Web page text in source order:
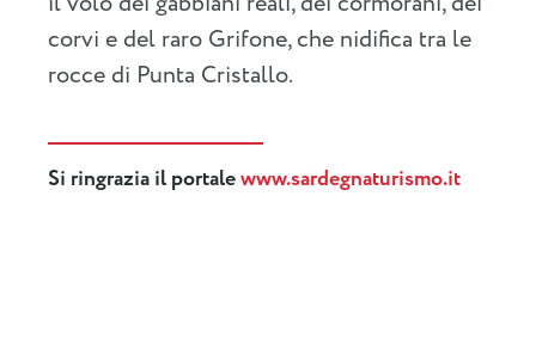
corvi e del raro Grifone, che nidifica tra le
rocce di Punta Cristallo.
Si ringrazia il portalewww.sardegnaturismo.it